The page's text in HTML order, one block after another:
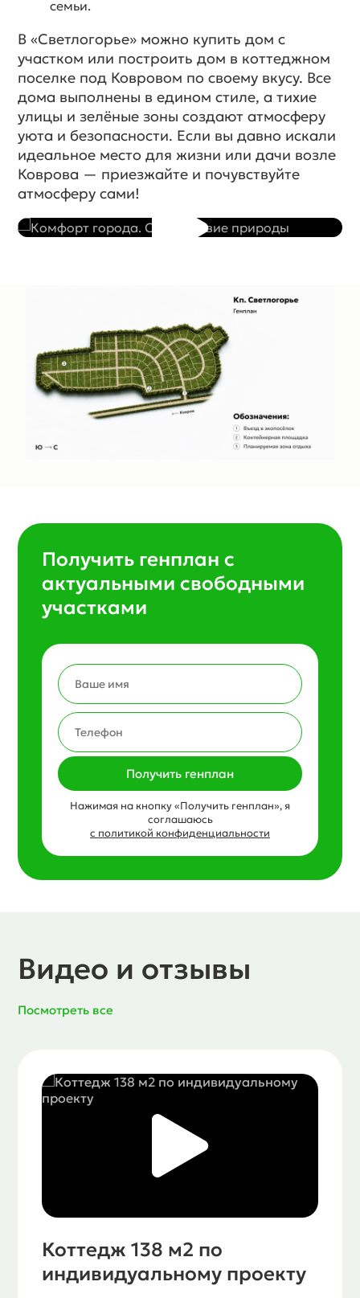
семьи.
В «Светлогорье» можно купить дом с
участком или построить дом в коттеджном
поселке под Ковровом по своему вкусу. Все
дома выполнены в едином стиле, а тихие
улицы и зелёные зоны создают атмосферу
уюта и безопасности. Если вы давно искали
идеальное место для жизни или дачи возле
Коврова — приезжайте и почувствуйте
атмосферу сами!
На самой территории экопосёлка
спортплощадка, где можно провести время
с детьми или поиграть в футбол с соседями.
Всё создано для того, чтобы каждый день
был в радость.
дополнительное спокойствие родителям.
ребенок сможет насладиться радостным и
спокойным детством, а вы всегда будете
знать, что он в безопасности.
день наслаждаться тишиной, свежим
воздухом и гармонией, которую дарит
природа.
разводка всех инженерных сетей с запуском
"под ключ" — чтобы вы могли въехать в
полностью готовый дом и сразу
наслаждаться жизнью без лишних забот.
Генплан поселка
Получить генплан с
актуальными свободными
участками
Получить генплан
Нажимая на кнопку «Получить генплан», я
соглашаюсь
с политикой конфиденциальности
Видео и отзывы
Посмотреть все
Коттедж 138 м2 по
индивидуальному проекту